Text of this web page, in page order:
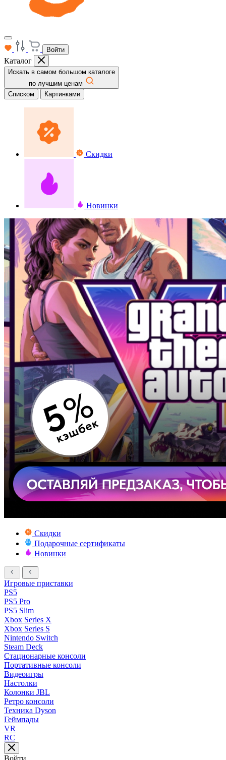
Войти
Каталог
Искать в самом большом каталоге
по лучшим ценам
Списком
Картинками
Скидки
Новинки
Скидки
Подарочные сертификаты
Новинки
Игровые приставки
PS5
PS5 Pro
PS5 Slim
Xbox Series X
Xbox Series S
Nintendo Switch
Steam Deck
Стационарные консоли
Портативные консоли
Видеоигры
Настолки
Колонки JBL
Ретро консоли
Техника Dyson
Геймпады
VR
RC
Войти